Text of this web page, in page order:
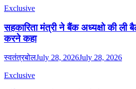
Exclusive
सहकारिता मंत्री ने बैंक अध्यक्षो की
करने कहा
स्वतंत्रबोलJuly 28, 2026July 28, 2026
Exclusive